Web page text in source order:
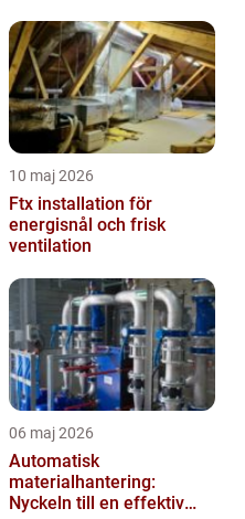
10 maj 2026
Ftx installation för
energisnål och frisk
ventilation
06 maj 2026
Automatisk
materialhantering:
Nyckeln till en effektiv